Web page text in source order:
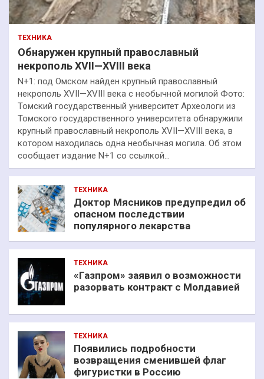
ТЕХНИКА
Обнаружен крупный православный
некрополь XVII—XVIII века
N+1: под Омском найден крупный православный
некрополь XVII—XVIII века с необычной могилой Фото:
Томский государственный университет Археологи из
Томского государственного университета обнаружили
крупный православный некрополь XVII—XVIII века, в
котором находилась одна необычная могила. Об этом
сообщает издание N+1 со ссылкой…
ТЕХНИКА
Доктор Мясников предупредил об
опасном последствии
популярного лекарства
ТЕХНИКА
«Газпром» заявил о возможности
разорвать контракт с Молдавией
ТЕХНИКА
Появились подробности
возвращения сменившей флаг
фигуристки в Россию